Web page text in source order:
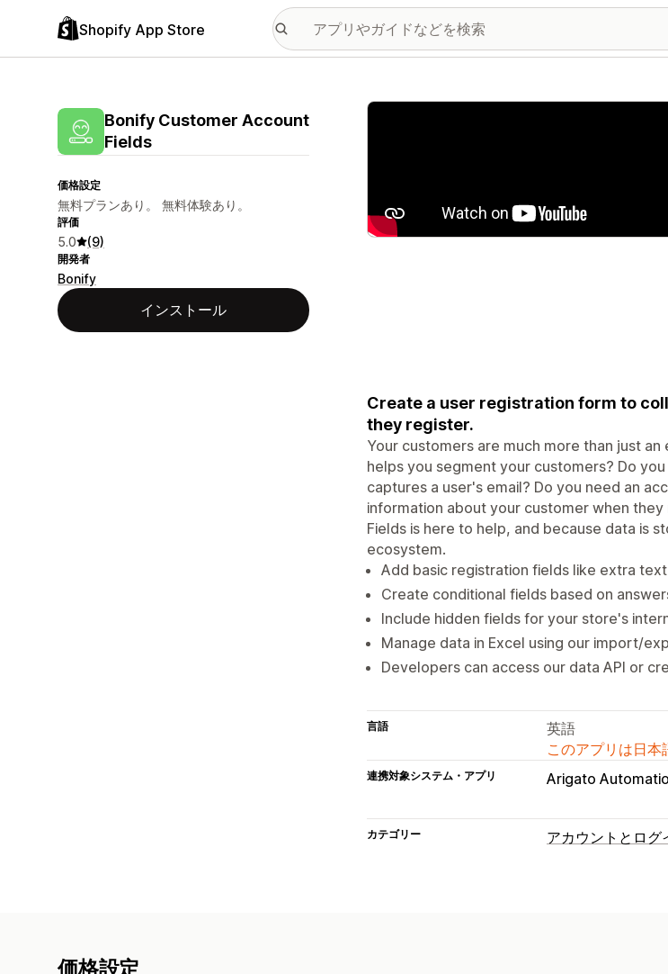
Shopify App Store
Bonify Customer Account
Fields
価格設定
無料プランあり。 無料体験あり。
評価
5.0 (9)
開発者
Bonify
インストール
特集の画像ギャラリー
Create a user registration form to
they register.
Your customers are much more than just
helps you segment your customers? Do
captures a user's email? Do you need an
information about your customer when
Fields is here to help, and because data is
ecosystem.
Add basic registration fields like extra
Create conditional fields based on
Include hidden fields for your store's
Manage data in Excel using our import/
Developers can access our data API or
言語
英語
このアプリは日本
連携対象システム・アプリ Arigato
カテゴリー アカウントとログ
価格設定